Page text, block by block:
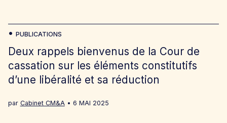
Deux rappels bienvenus de la Cour de
cassation sur les éléments constitutifs
d’une libéralité et sa réduction
par Cabinet CM&A 6 MAI 2025
PUBLICATIONS